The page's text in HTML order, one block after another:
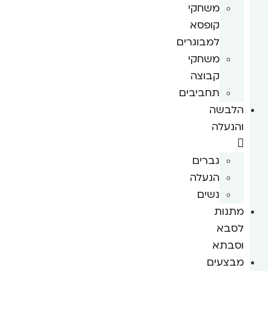
משחקי
קופסא
למבוגרים
משחקי
קבוצה
תחביבים
הלבשה
והנעלה
גברים
הנעלה
נשים
מתנות
לסבא
וסבתא
מבצעים